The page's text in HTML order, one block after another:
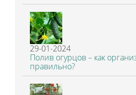
29-01-2024
Полив огурцов – как
правильно?